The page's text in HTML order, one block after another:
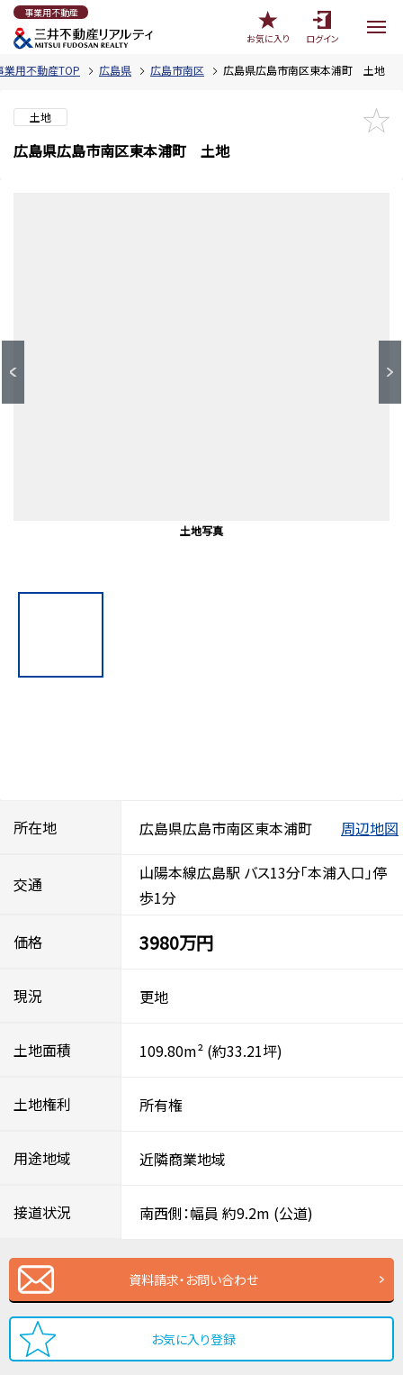
事業用不動産
お気に入り
ログイン
業用不動産TOP 広島県 広島市南区 広島県広島市南区東本浦町 土地
土地
広島県広島市南区東本浦町 土地
地形図
土地写真
土地写真
前面道路含む外観
前面道路含む外観
所在地 広島県広島市南区東本浦町 周辺地図
交通
山陽本線広島駅 バス13分「本浦入口」停
歩1分
価格 3980万円
現況 更地
土地面積 109.80m² (約33.21坪)
土地権利 所有権
用途地域 近隣商業地域
接道状況 南西側：幅員 約9.2m (公道)
資料請求・お問い合わせ
お気に入り登録